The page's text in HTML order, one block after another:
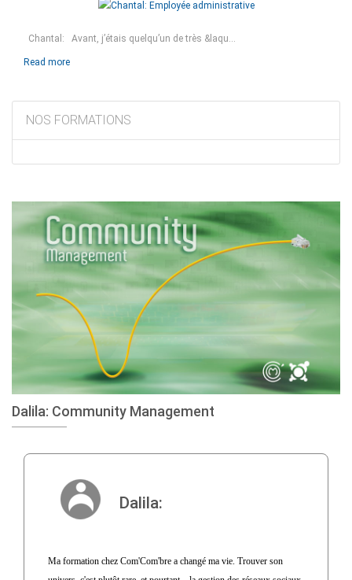
Chantal: Avant, j’étais quelqu’un de très &laqu...
Read more
NOS FORMATIONS
Dalila: Community Management
Dalila:
Ma formation chez Com'Com'bre a changé ma vie. Trouver son